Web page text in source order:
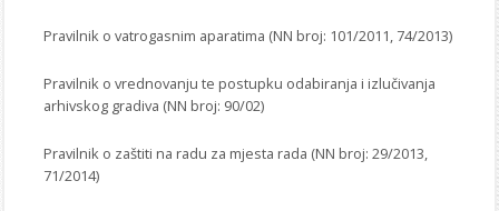
Pravilnik o vatrogasnim aparatima (NN broj: 101/2011, 74/2013)
Pravilnik o vrednovanju te postupku odabiranja i izlučivanja
arhivskog gradiva (NN broj: 90/02)
Pravilnik o zaštiti na radu za mjesta rada (NN broj: 29/2013,
71/2014)